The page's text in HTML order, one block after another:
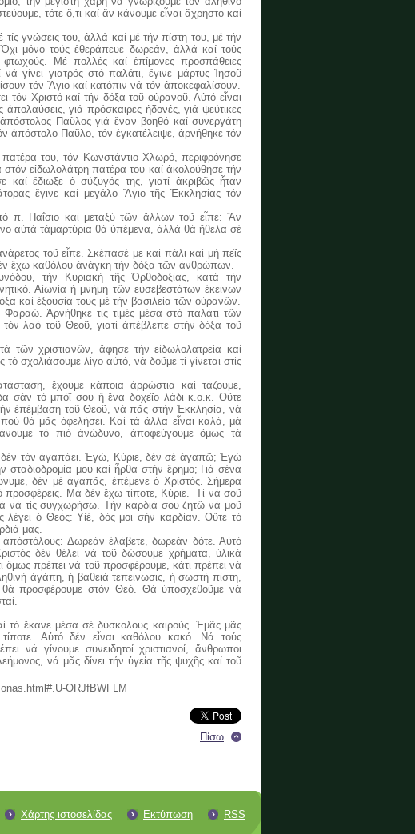
τότε ὅ,τι καί ἄν κάνουμε εἶναι ἄχρηστο καί
γνώσεις του, ἀλλά καί μέ τήν πίστη του, μέ τήν
μόνο τούς ἐθεράπευε δωρεάν, ἀλλά καί τούς
Μέ πολλές καί ἐπίμονες προσπάθειες
γίνει γιατρός στό παλάτι, ἔγινε μάρτυς Ἰησοῦ
τόν Ἅγιο καί κατόπιν νά τόν ἀποκεφαλίσουν.
τόν Χριστό καί τήν δόξα τοῦ οὐρανοῦ. Αὐτό εἶναι
γιά πρόσκαιρες ἡδονές, γιά ψεύτικες
Παῦλος γιά ἕναν βοηθό καί συνεργάτη
ἀπόστολο Παῦλο, τόν ἐγκατέλειψε, ἀρνήθηκε τόν
του, τόν Κωνστάντιο Χλωρό, περιφρόνησε
εἰδωλολάτρη πατέρα του καί ἀκολούθησε τήν
ἔδιωξε ὁ σύζυγός της, γιατί ἀκριβῶς ἦταν
ἔγινε καί μεγάλο Ἅγιο τῆς Ἐκκλησίας τόν
Παΐσιο καί μεταξύ τῶν ἄλλων τοῦ εἶπε: Ἄν
αὐτά τάμαρτύρια θά ὑπέμενα, ἀλλά θά ἤθελα σέ
τοῦ εἶπε. Σκέπασέ με καί πάλι καί μή πεῖς
ἔχω καθόλου ἀνάγκη τήν δόξα τῶν ἀνθρώπων.
τήν Κυριακή τῆς Ὀρθοδοξίας, κατά τήν
Αἰωνία ἡ μνήμη τῶν εὐσεβεστάτων ἐκείνων
καί ἐξουσία τους μέ τήν βασιλεία τῶν οὐρανῶν.
Ἀρνήθηκε τίς τιμές μέσα στό παλάτι τῶν
λαό τοῦ Θεοῦ, γιατί ἀπέβλεπε στήν δόξα τοῦ
χριστιανῶν, ἄφησε τήν εἰδωλολατρεία καί
λίγο αὐτό, νά δοῦμε τί γίνεται στίς
ἔχουμε κάποια ἀρρώστια καί τάζουμε,
σάν τό μπόϊ σου ἤ ἕνα δοχεῖο λάδι κ.ο.κ. Οὔτε
ἐπέμβαση τοῦ Θεοῦ, νά πᾶς στήν Ἐκκλησία, νά
πού θά μᾶς ὀφελήσει. Καί τά ἄλλα εἶναι καλά, μά
τό πιό ἀνώδυνο, ἀποφεύγουμε ὅμως τά
τόν ἀγαπάει. Ἐγώ, Κύριε, δέν σέ ἀγαπῶ; Ἐγώ
σταδιοδρομία μου καί ἦρθα στήν ἔρημο; Γιά σένα
δέν μέ ἀγαπᾶς, ἐπέμενε ὁ Χριστός. Σήμερα
προσφέρεις. Μά δέν ἔχω τίποτε, Κύριε. Τί νά σοῦ
νά τίς συγχωρήσω. Τήν καρδιά σου ζητῶ νά μοῦ
ὁ Θεός: Υἱέ, δός μοι σήν καρδίαν. Οὔτε τό
μας.
Δωρεάν ἐλάβετε, δωρεάν δότε. Αὐτό
δέν θέλει νά τοῦ δώσουμε χρήματα, ὑλικά
πρέπει νά τοῦ προσφέρουμε, κάτι πρέπει νά
ἀγάπη, ἡ βαθειά τεπείνωσις, ἡ σωστή πίστη,
προσφέρουμε στόν Θεό. Θά ὑποσχεθοῦμε νά
τό ἔκανε μέσα σέ δύσκολους καιρούς. Ἐμᾶς μᾶς
Αὐτό δέν εἶναι καθόλου κακό. Νά τούς
νά γίνουμε συνειδητοί χριστιανοί, ἄνθρωποι
νά μᾶς δίνει τήν ὑγεία τῆς ψυχῆς καί τοῦ
ORJfBWFLM
Πίσω
Χάρτης ιστοσελίδας Εκτύπωση RSS